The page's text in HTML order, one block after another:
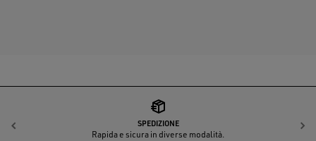
SPEDIZIONE
Rapida e sicura in diverse modalità.
Indietro